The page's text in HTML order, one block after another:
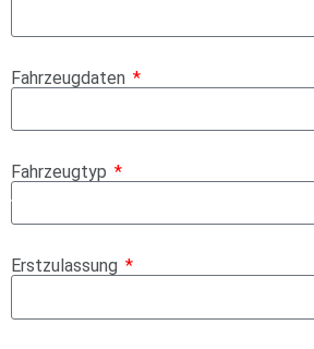
Fahrzeugdaten
Fahrzeugtyp
Erstzulassung